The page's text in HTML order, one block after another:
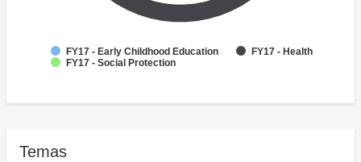
FY17 - Early Childhood Education
FY17 - Health
FY17 - Social Protection
Temas